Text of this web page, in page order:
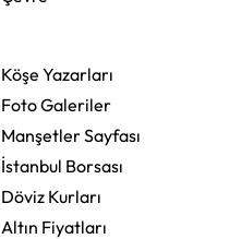
Köşe Yazarları
Foto Galeriler
Manşetler Sayfası
İstanbul Borsası
Döviz Kurları
Altın Fiyatları